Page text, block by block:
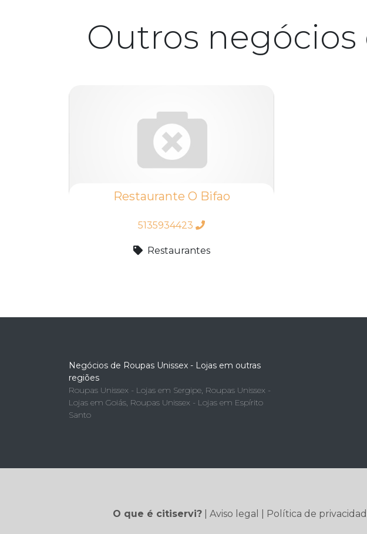
Outros
Restaurante O Bifao
5135934423
Restaurantes
Negócios de Roupas Unissex - Lojas em outras
regiões
Roupas Unissex - Lojas em Sergipe, Roupas Unissex -
Lojas em Goiás, Roupas Unissex - Lojas em Espírito
Santo
O que é citiservi?| Aviso legal Política de